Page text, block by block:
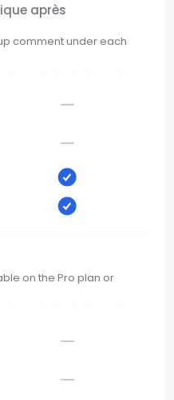
après
comment under each
—
—
on the Pro plan or
—
—